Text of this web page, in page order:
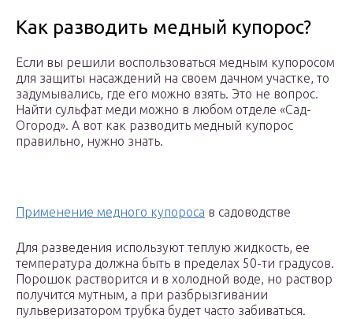
Как разводить медный купорос?
Если вы решили воспользоваться медным купоросом
для защиты насаждений на своем дачном участке, то
задумывались, где его можно взять. Это не вопрос.
Найти сульфат меди можно в любом отделе «Сад-
Огород». А вот как разводить медный купорос
правильно, нужно знать.
Применение медного купороса в садоводстве
Для разведения используют теплую жидкость, ее
температура должна быть в пределах 50-ти градусов.
Порошок растворится и в холодной воде, но раствор
получится мутным, а при разбрызгивании
пульверизатором трубка будет часто забиваться.